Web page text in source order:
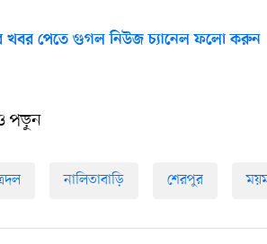
খবর পেতে গুগল নিউজ চ্যানেল ফলো করুন
পড়ুন
নালিতাবাড়ি শেরপুর